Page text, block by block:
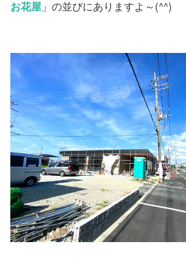
お花屋」の並びにありますよ～(^^)